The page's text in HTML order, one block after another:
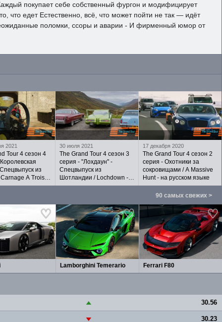
покупает себе собственный фургон и модифицирует
что едет Естественно, всё, что может пойти не так — идёт
поломки, ссоры и аварии - И фирменный юмор от
2021
Tour 4 сезон 4
из
A Trois -
языке
30 июля 2021
The Grand Tour 4 сезон 3
серия - "Лохдаун" -
Спецвыпуск из
Шотландии / Lochdown -
на русском языке
17 декабря 2020
The Grand Tour 4 сезон 2
серия - Охотники за
сокровищами / A Massive
Hunt - на русском языке
90 самых свежих >
Lamborghini Temerario Ferrari F80
▲ 30.56
▼ 30.23